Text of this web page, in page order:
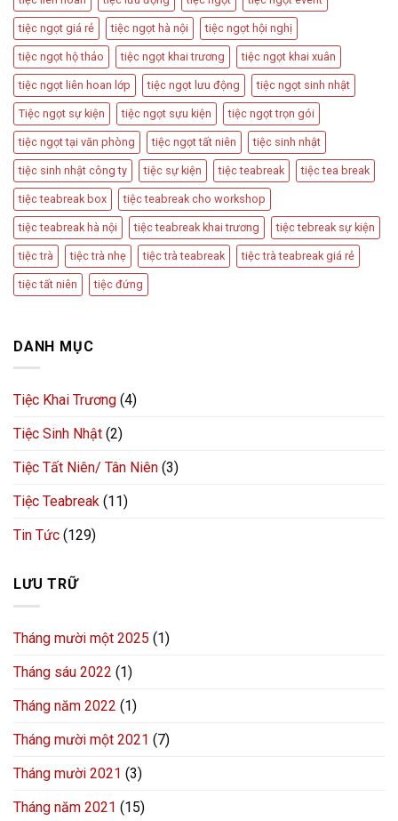
tiệc ngọt giá rẻ tiệc ngọt hà nội tiệc ngọt hội nghị
tiệc ngọt hộ thảo tiệc ngọt khai trương tiệc ngọt khai xuân
tiệc ngọt liên hoan lớp tiệc ngọt lưu động tiệc ngọt sinh nhật
Tiệc ngọt sự kiện tiệc ngọt sựu kiện tiệc ngọt trọn gói
tiệc ngọt tại văn phòng tiệc ngọt tất niên tiệc sinh nhật
tiệc sinh nhật công ty tiệc sự kiện tiệc teabreak tiệc tea break
tiệc teabreak box tiệc teabreak cho workshop
tiệc teabreak hà nội tiệc teabreak khai trương tiệc tebreak sự kiện
tiệc trà tiệc trà nhẹ tiệc trà teabreak tiệc trà teabreak giá rẻ
tiệc tất niên tiệc đứng
DANH MỤC
Tiệc Khai Trương (4)
Tiệc Sinh Nhật (2)
Tiệc Tất Niên/ Tân Niên (3)
Tiệc Teabreak (11)
Tin Tức (129)
LƯU TRỮ
Tháng mười một 2025 (1)
Tháng sáu 2022 (1)
Tháng năm 2022 (1)
Tháng mười một 2021 (7)
Tháng mười 2021 (3)
Tháng năm 2021 (15)